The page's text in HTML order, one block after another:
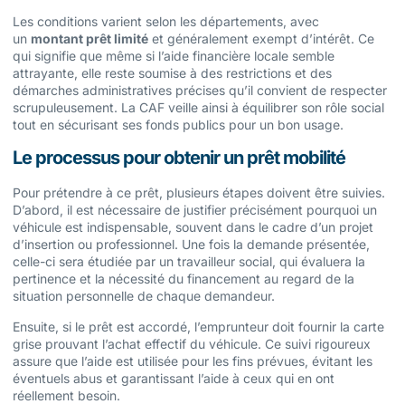
Les conditions varient selon les départements, avec
un montant prêt limité et généralement exempt d’intérêt. Ce
qui signifie que même si l’aide financière locale semble
attrayante, elle reste soumise à des restrictions et des
démarches administratives précises qu’il convient de respecter
scrupuleusement. La CAF veille ainsi à équilibrer son rôle social
tout en sécurisant ses fonds publics pour un bon usage.
Le processus pour obtenir un prêt mobilité
Pour prétendre à ce prêt, plusieurs étapes doivent être suivies.
D’abord, il est nécessaire de justifier précisément pourquoi un
véhicule est indispensable, souvent dans le cadre d’un projet
d’insertion ou professionnel. Une fois la demande présentée,
celle-ci sera étudiée par un travailleur social, qui évaluera la
pertinence et la nécessité du financement au regard de la
situation personnelle de chaque demandeur.
Ensuite, si le prêt est accordé, l’emprunteur doit fournir la carte
grise prouvant l’achat effectif du véhicule. Ce suivi rigoureux
assure que l’aide est utilisée pour les fins prévues, évitant les
éventuels abus et garantissant l’aide à ceux qui en ont
réellement besoin.